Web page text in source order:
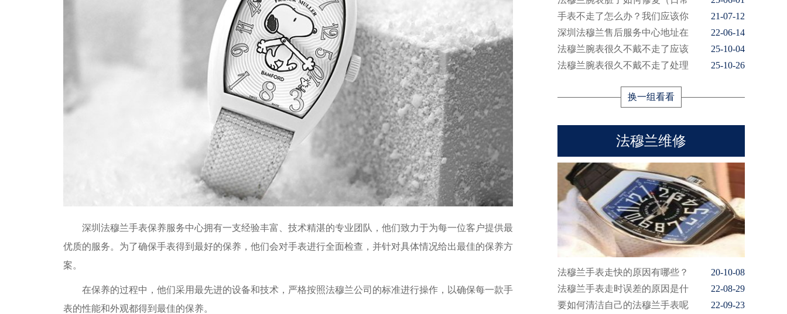
深圳法穆兰手表保养服务中心拥有一支经验丰富、技术精湛的专业团队，他们致力于为每一位客户提供最
优质的服务。为了确保手表得到最好的保养，他们会对手表进行全面检查，并针对具体情况给出最佳的保养方
案。
在保养的过程中，他们采用最先进的设备和技术，严格按照法穆兰公司的标准进行操作，以确保每一款手
表的性能和外观都得到最佳的保养。
手表不走了怎么办？我们应该你
21-07-12
深圳法穆兰售后服务中心地址在
22-06-14
法穆兰腕表很久不戴不走了应该
25-10-04
法穆兰腕表很久不戴不走了处理
25-10-26
换一组看看
法穆兰维修
法穆兰手表走快的原因有哪些？
20-10-08
法穆兰手表走时误差的原因是什
22-08-29
要如何清洁自己的法穆兰手表呢
22-09-23